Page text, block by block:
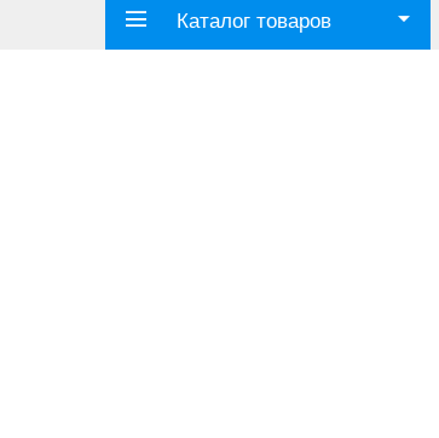
Каталог товаров